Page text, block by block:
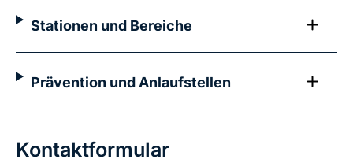
Stationen und Bereiche
Prävention und Anlaufstellen
Kontaktformular